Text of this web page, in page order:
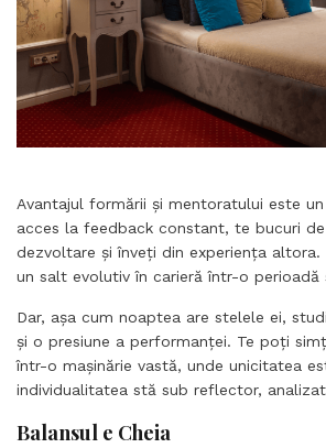
Avantajul formării și mentoratului este un
acces la feedback constant, te bucuri
dezvoltare și înveți din experiența
un salt evolutiv în carieră într-o
Dar, așa cum noaptea are stelele ei,
și o presiune a performanței. Te poți
într-o mașinărie vastă, unde unicitatea
individualitatea stă sub reflector,
Balansul e Cheia